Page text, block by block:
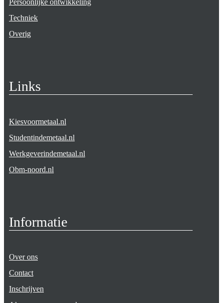
Persoonlijke ontwikkeling
Techniek
Overig
Links
Kiesvoormetaal.nl
Studentindemetaal.nl
Werkgeverindemetaal.nl
Obm-noord.nl
Informatie
Over ons
Contact
Inschrijven